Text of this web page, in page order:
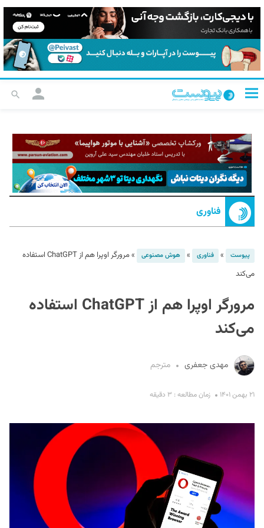
فناوری
پیوست » فناوری » هوش مصنوعی »
مرورگر اوپرا هم از ChatGPT استفاده
می‌کند
مرورگر اوپرا هم از ChatGPT استفاده
می‌کند
مهدی جعفری مترجم
۲۱ بهمن ۱۴۰۱ زمان مطالعه : ۳ دقیقه